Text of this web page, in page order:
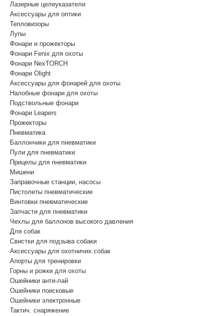
Лазерные целеуказатели
Аксессуары для оптики
Тепловизоры
Лупы
Фонари и прожекторы
Фонари Fenix для охоты
Фонари NexTORCH
Фонари Olight
Аксессуары для фонарей для охоты
Налобные фонари для охоты
Подствольные фонари
Фонари Leapers
Прожекторы
Пневматика
Баллончики для пневматики
Пули для пневматики
Прицелы для пневматики
Мишени
Заправочные станции, насосы
Пистолеты пневматические
Винтовки пневматические
Запчасти для пневматики
Чехлы для баллонов высокого давления
Для собак
Свистки для подзыва собаки
Аксессуары для охотничих собак
Апорты для тренировки
Горны и рожки для охоты
Ошейники анти-лай
Ошейники поисковые
Ошейники электронные
Тактич. снаряжение